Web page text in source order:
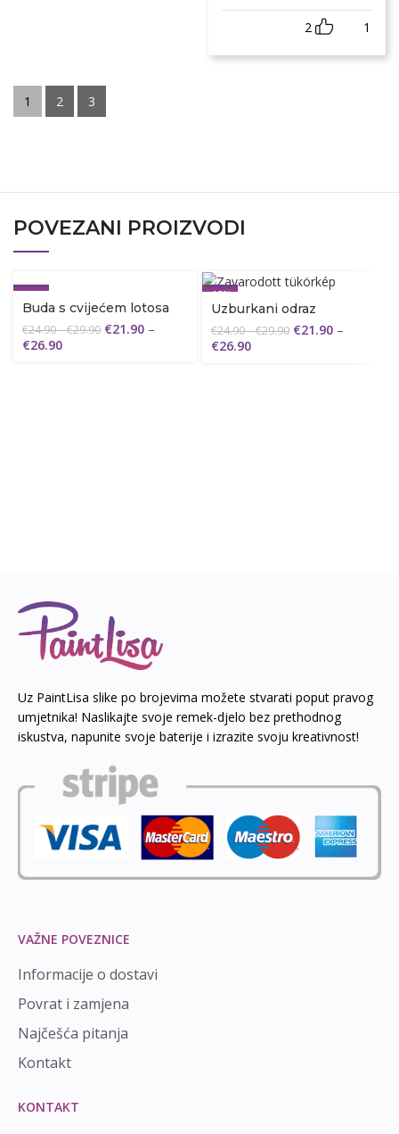
2 1
1 2 3
POVEZANI PROIZVODI
-12%
Buda s cvijećem lotosa
€24.90–€29.90 €21.90 –
€26.90
-12%
Uzburkani odraz
€24.90–€29.90 €21.90 –
€26.90
Uz PaintLisa slike po brojevima možete stvarati poput pravog
umjetnika! Naslikajte svoje remek-djelo bez prethodnog
iskustva, napunite svoje baterije i izrazite svoju kreativnost!
VAŽNE POVEZNICE
Informacije o dostavi
Povrat i zamjena
Najčešća pitanja
Kontakt
KONTAKT